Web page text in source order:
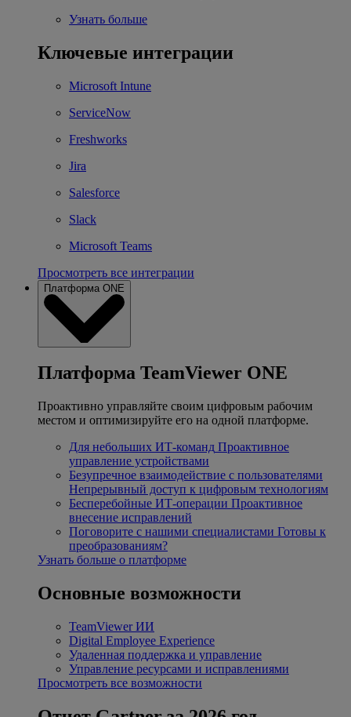
Узнать больше
Ключевые интеграции
Microsoft Intune
ServiceNow
Freshworks
Jira
Salesforce
Slack
Microsoft Teams
Просмотреть все интеграции
Платформа ONE
Платформа TeamViewer ONE
Проактивно управляйте своим цифровым рабочим
местом и оптимизируйте его на одной платформе.
Для небольших ИТ-команд Проактивное
управление устройствами
Безупречное взаимодействие с пользователями
Непрерывный доступ к цифровым технологиям
Бесперебойные ИТ-операции Проактивное
внесение исправлений
Поговорите с нашими специалистами Готовы к
преобразованиям?
Узнать больше о платформе
Основные возможности
TeamViewer ИИ
Digital Employee Experience
Удаленная поддержка и управление
Управление ресурсами и исправлениями
Просмотреть все возможности